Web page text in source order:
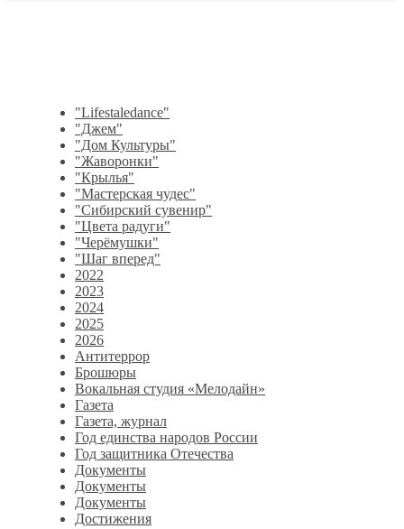
"Lifestaledance"
"Джем"
"Дом Культуры"
"Жаворонки"
"Крылья"
"Мастерская чудес"
"Сибирский сувенир"
"Цвета радуги"
"Черёмушки"
"Шаг вперед"
2022
2023
2024
2025
2026
Антитеррор
Брошюры
Вокальная студия «Мелодайн»
Газета
Газета, журнал
Год единства народов России
Год защитника Отечества
Документы
Документы
Документы
Достижения